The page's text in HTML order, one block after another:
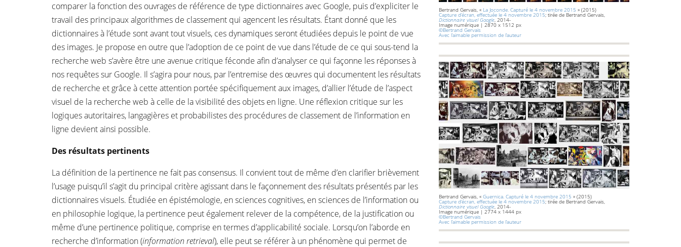
Bertrand Gervais, « La Joconde. Capturé le 4 novembre 2015 » (2015)
Capture d’écran, effectuée le 4 novembre 2015; tirée de Bertrand Gervais,
Dictionnaire visuel Google, 2014-
Image numérique | 2870 x 1512 px
©Bertrand Gervais
Avec l’aimable permission de l’auteur
Bertrand Gervais, « Guernica. Capturé le 4 novembre 2015 » (2015)
Capture d’écran, effectuée le 4 novembre 2015; tirée de Bertrand Gervais,
Dictionnaire visuel Google, 2014-
Image numérique | 2774 x 1444 px
©Bertrand Gervais
Avec l’aimable permission de l’auteur
comparer la fonction des ouvrages de référence de type dictionnaires avec Google, puis d’expliciter le
travail des principaux algorithmes de classement qui agencent les résultats. Étant donné que les
dictionnaires à l’étude sont avant tout visuels, ces dynamiques seront étudiées depuis le point de vue
des images. Je propose en outre que l’adoption de ce point de vue dans l’étude de ce qui sous-tend la
recherche web s’avère être une avenue critique féconde afin d’analyser ce qui façonne les réponses à
nos requêtes sur Google. Il s’agira pour nous, par l’entremise des œuvres qui documentent les résultats
de recherche et grâce à cette attention portée spécifiquement aux images, d’allier l’étude de l’aspect
visuel de la recherche web à celle de la visibilité des objets en ligne. Une réflexion critique sur les
logiques autoritaires, langagières et probabilistes des procédures de classement de l’information en
ligne devient ainsi possible.
Des résultats pertinents
La définition de la pertinence ne fait pas consensus. Il convient tout de même d’en clarifier brièvement
l’usage puisqu’il s’agit du principal critère agissant dans le façonnement des résultats présentés par les
dictionnaires visuels. Étudiée en épistémologie, en sciences cognitives, en sciences de l’information ou
en philosophie logique, la pertinence peut également relever de la compétence, de la justification ou
même d’une pertinence politique, comprise en termes d’applicabilité sociale. Lorsqu’on l’aborde en
recherche d’information (information retrieval), elle peut se référer à un phénomène qui permet de